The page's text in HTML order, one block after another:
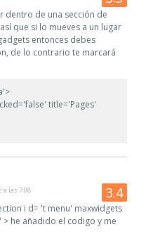
dentro de una sección de
que si lo mueves a un lugar
entonces debes
de lo contrario te marcará
title='Pages'
a las 7:08
i d= 't menu' maxwidgets
he añadido el codigo y me